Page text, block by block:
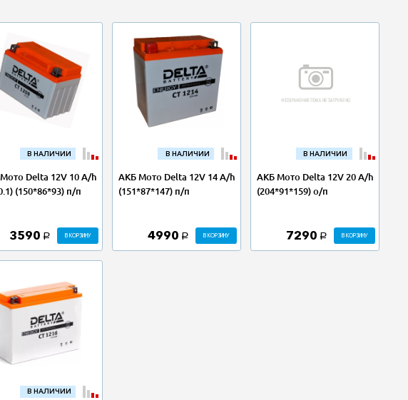
В НАЛИЧИИ
Delta 12V 10 A/h
(150*86*93) п/п
3590 a В КОРЗИНУ
В НАЛИЧИИ
АКБ Мото Delta 12V 14 A/h
(151*87*147) п/п
4990 a В КОРЗИНУ
В НАЛИЧИИ
АКБ Мото Delta 12V 20 A/h
(204*91*159) о/п
7290 a В КОРЗИНУ
В НАЛИЧИИ